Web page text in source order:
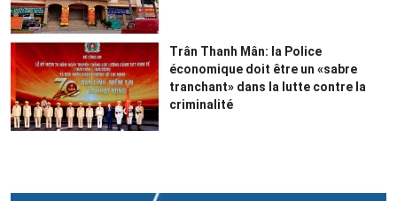
Trân Thanh Mân: la Police
économique doit être un «sabre
tranchant» dans la lutte contre la
criminalité